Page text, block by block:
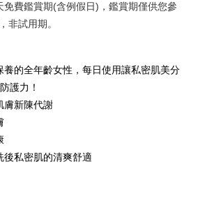
以上で送料無料
以上で送料無料
免費鑑賞期(含例假日)，鑑賞期僅供您參
非試用期。
的全年齡女性，每日使用讓私密肌美分
護力！
膚新陳代謝
後私密肌的清爽舒適